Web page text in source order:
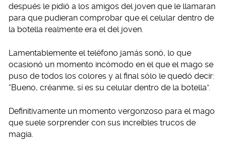
después le pidió a los amigos del joven que le llamaran
para que pudieran comprobar que el celular dentro de
la botella realmente era el del joven.
Lamentablemente el teléfono jamás sonó, lo que
ocasionó un momento incómodo en el que el mago se
puso de todos los colores y al final sólo le quedó decir:
“Bueno, créanme, sí es su celular dentro de la botella”.
Definitivamente un momento vergonzoso para el mago
que suele sorprender con sus increíbles trucos de
magia.